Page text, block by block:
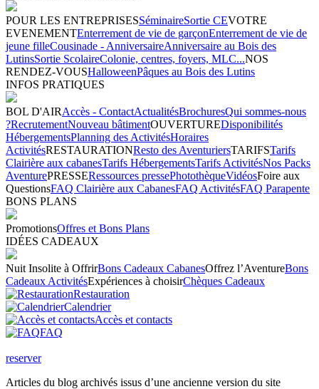
POUR LES ENTREPRISESSéminaireSortie CEVOTRE
EVENEMENTEnterrement de vie de garçonEnterrement de vie de
jeune filleCousinade - AnniversaireAnniversaire au Bois des
LutinsSortie ScolaireColonie, centres, foyers, MLC...NOS
RENDEZ-VOUSHalloweenPâques au Bois des Lutins
INFOS PRATIQUES
BOL D'AIRAccès - ContactActualitésBrochuresQui sommes-nous
?RecrutementNouveau bâtimentOUVERTUREDisponibilités
HébergementsPlanning des ActivitésHoraires
ActivitésRESTAURATIONResto des AventuriersTARIFSTarifs
Clairière aux cabanesTarifs HébergementsTarifs ActivitésNos Packs
AventurePRESSERessources pressePhotothèqueVidéosFoire aux
QuestionsFAQ Clairière aux CabanesFAQ ActivitésFAQ Parapente
BONS PLANS
PromotionsOffres et Bons Plans
IDÉES CADEAUX
Nuit Insolite à OffrirBons Cadeaux CabanesOffrez l’AventureBons
Cadeaux ActivitésExpériences à choisirChèques Cadeaux
Restauration
Calendrier
Accès et contacts
FAQ
reserver
Articles du blog archivés issus d’une ancienne version du site